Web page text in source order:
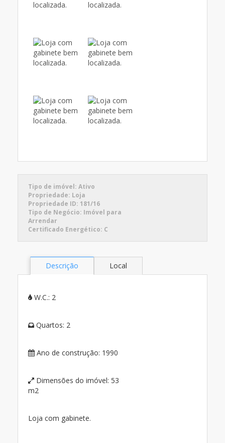
Tipo de imóvel: Ativo
Propriedade: Loja
Propriedade ID: 181/16
Tipo de Negócio: Imóvel para
Arrendar
Certificado Energético: C
Descrição Local
W.C.: 2
Quartos: 2
Ano de construção: 1990
Dimensões do imóvel: 53
m2
Loja com gabinete.